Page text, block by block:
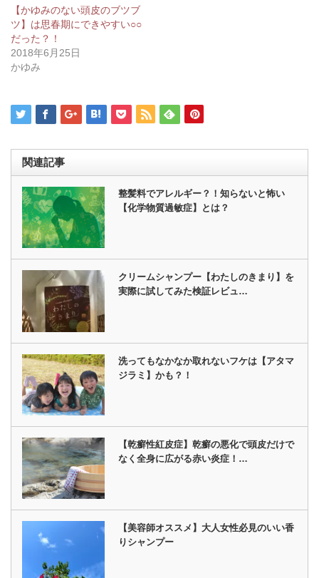
ウ
で
開
き
ま
す)
い
(新
し
ィ
き
ま
す)
【かゆみのない頭皮のブツブ
ツ】は思春期にできやすい○○
だった？！
2018年6月25日
かゆみ
関連記事
整髪料でアレルギー？！知らないと怖い
【化学物質過敏症】とは？
クリームシャンプー【わたしのきまり】を
実際に試してみた検証レビュ…
洗ってもなかなか取れないフケは【アタマ
ジラミ】かも？！
【乾癬性紅皮症】乾癬の悪化で頭皮だけで
なく全身に広がる赤い炎症！…
【美容師オススメ】大人女性必見のいい香
りシャンプー